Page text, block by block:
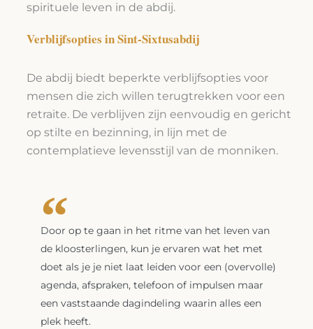
spirituele leven in de abdij.
Verblijfsopties in Sint-Sixtusabdij
De abdij biedt beperkte verblijfsopties voor
mensen die zich willen terugtrekken voor een
retraite. De verblijven zijn eenvoudig en gericht
op stilte en bezinning, in lijn met de
contemplatieve levensstijl van de monniken.
Door op te gaan in het ritme van het leven van
de kloosterlingen, kun je ervaren wat het met
doet als je je niet laat leiden voor een (overvolle)
agenda, afspraken, telefoon of impulsen maar
een vaststaande dagindeling waarin alles een
plek heeft.